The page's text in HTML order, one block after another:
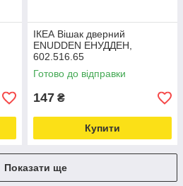
ІКЕА Вішак дверний
ENUDDEN ЕНУДДЕН,
602.516.65
Готово до відправки
147 ₴
Купити
Показати ще